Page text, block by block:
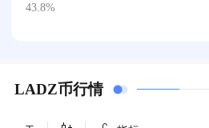
43.8%
LADZ币行情